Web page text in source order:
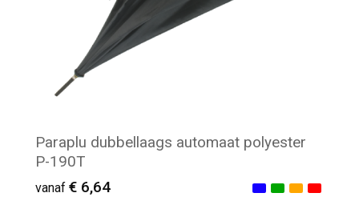
Paraplu dubbellaags automaat polyester
P-190T
vanaf € 6,64